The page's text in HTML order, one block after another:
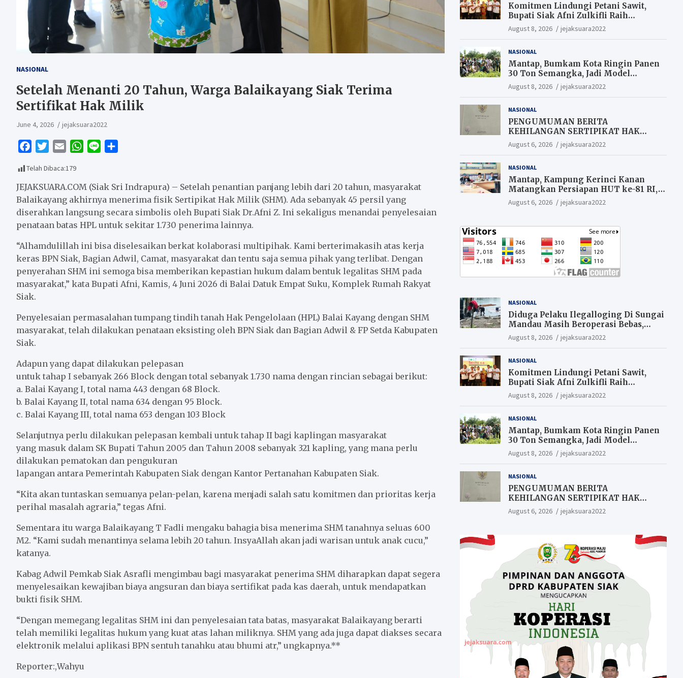
NASIONAL
Setelah Menanti 20 Tahun, Warga Balaikayang Siak Terima
Sertifikat Hak Milik
June 4, 2026 jejaksuara2022
c
e
b
o
o
i
t
t
e
r
a
i
l
W
t
s
A
p
e
r
e
Telah Dibaca:179
JEJAKSUARA.COM (Siak Sri Indrapura) – Setelah penantian panjang lebih dari 20 tahun, masyarakat
Balaikayang akhirnya menerima fisik Sertipikat Hak Milik (SHM). Ada sebanyak 45 persil yang
diserahkan langsung secara simbolis oleh Bupati Siak Dr.Afni Z. Ini sekaligus menandai penyelesaian
penataan batas HPL untuk sekitar 1.730 penerima lainnya.
“Alhamdulillah ini bisa diselesaikan berkat kolaborasi multipihak. Kami berterimakasih atas kerja
keras BPN Siak, Bagian Adwil, Camat, masyarakat dan tentu saja semua pihak yang terlibat. Dengan
penyerahan SHM ini semoga bisa memberikan kepastian hukum dalam bentuk legalitas SHM pada
masyarakat,” kata Bupati Afni, Kamis, 4 Juni 2026 di Balai Datuk Empat Suku, Komplek Rumah Rakyat
Siak.
Penyelesaian permasalahan tumpang tindih tanah Hak Pengelolaan (HPL) Balai Kayang dengan SHM
masyarakat, telah dilakukan penataan eksisting oleh BPN Siak dan Bagian Adwil & FP Setda Kabupaten
Siak.
Adapun yang dapat dilakukan pelepasan
untuk tahap I sebanyak 266 Block dengan total sebanyak 1.730 nama dengan rincian sebagai berikut:
a. Balai Kayang I, total nama 443 dengan 68 Block.
b. Balai Kayang II, total nama 634 dengan 95 Block.
c. Balai Kayang III, total nama 653 dengan 103 Block
Selanjutnya perlu dilakukan pelepasan kembali untuk tahap II bagi kaplingan masyarakat
yang masuk dalam SK Bupati Tahun 2005 dan Tahun 2008 sebanyak 321 kapling, yang mana perlu
dilakukan pematokan dan pengukuran
lapangan antara Pemerintah Kabupaten Siak dengan Kantor Pertanahan Kabupaten Siak.
“Kita akan tuntaskan semuanya pelan-pelan, karena menjadi salah satu komitmen dan prioritas kerja
perihal masalah agraria,” tegas Afni.
Sementara itu warga Balaikayang T Fadli mengaku bahagia bisa menerima SHM tanahnya seluas 600
M2. “Kami sudah menantinya selama lebih 20 tahun. InsyaAllah akan jadi warisan untuk anak cucu,”
katanya.
Kabag Adwil Pemkab Siak Asrafli mengimbau bagi masyarakat penerima SHM diharapkan dapat segera
menyelesaikan kewajiban biaya angsuran dan biaya sertifikat pada kas daerah, untuk mendapatkan
bukti fisik SHM.
“Dengan memegang legalitas SHM ini dan penyelesaian tata batas, masyarakat Balaikayang berarti
telah memiliki legalitas hukum yang kuat atas lahan miliknya. SHM yang ada juga dapat diakses secara
elektronik melalui aplikasi BPN sentuh tanahku atau bhumi atr,” ungkapnya.**
Reporter:,Wahyu
Komitmen Lindungi Petani Sawit,
Bupati Siak Afni Zulkifli Raih
Penghargaan SIEXPO 2026
August 8, 2026 jejaksuara2022
NASIONAL
Mantap, Bumkam Kota Ringin Panen
30 Ton Semangka, Jadi Model
Ketahanan Pangan Siak.
August 8, 2026 jejaksuara2022
NASIONAL
PENGUMUMAN BERITA
KEHILANGAN SERTIPIKAT HAK
MILIK (SHM).
August 6, 2026 jejaksuara2022
NASIONAL
Mantap, Kampung Kerinci Kanan
Matangkan Persiapan HUT ke-81 RI,
Warga yang ikut Upacara
Berkesempatan Raih Hadiah
August 6, 2026 jejaksuara2022
NASIONAL
Diduga Pelaku Ilegalloging Di Sungai
Mandau Masih Beroperasi Bebas,
Masyarakat Minta Aparat Penegak
Hukum Segera Tangkap Aktor Dan
August 8, 2026 jejaksuara2022
NASIONAL
Komitmen Lindungi Petani Sawit,
Bupati Siak Afni Zulkifli Raih
Penghargaan SIEXPO 2026
August 8, 2026 jejaksuara2022
NASIONAL
Mantap, Bumkam Kota Ringin Panen
30 Ton Semangka, Jadi Model
Ketahanan Pangan Siak.
August 8, 2026 jejaksuara2022
NASIONAL
PENGUMUMAN BERITA
KEHILANGAN SERTIPIKAT HAK
MILIK (SHM).
August 6, 2026 jejaksuara2022